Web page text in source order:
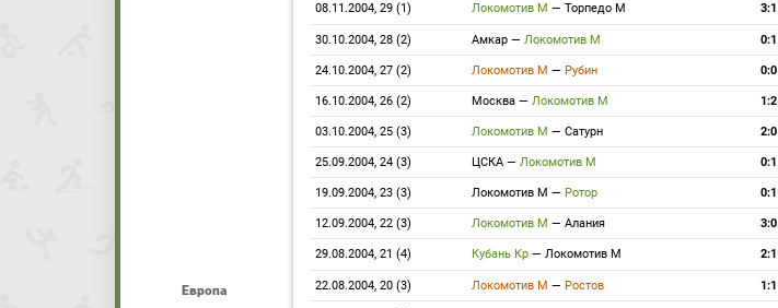
Европа
08.11.2004, 29 (1) Локомотив М — Торпедо М 3:1
30.10.2004, 28 (2) Амкар — Локомотив М 0:1
24.10.2004, 27 (2) Локомотив М — Рубин 0:0
16.10.2004, 26 (2) Москва — Локомотив М 1:2
03.10.2004, 25 (3) Локомотив М — Сатурн 2:0
25.09.2004, 24 (3) ЦСКА — Локомотив М 0:1
19.09.2004, 23 (3) Локомотив М — Ротор 0:1
12.09.2004, 22 (3) Локомотив М — Алания 3:0
29.08.2004, 21 (4) Кубань Кр — Локомотив М 2:1
22.08.2004, 20 (3) Локомотив М — Ростов 1:1